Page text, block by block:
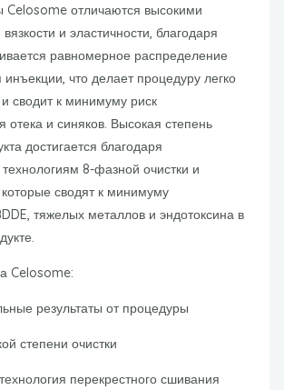
отличаются высокими
и эластичности, благодаря
равномерное распределение
инъекции, что делает процедуру легко
сводит к минимуму риск
отека и синяков. Высокая степень
достигается благодаря
8-фазной очистки и
сводят к минимуму
тяжелых металлов и эндотоксина в
Celosome:
результаты от процедуры
степени очистки
перекрестного сшивания